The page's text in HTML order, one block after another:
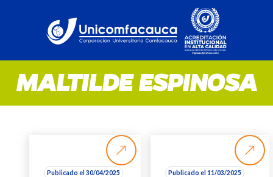
MALTILDE ESPINOSA
Publicado el 30/04/2025 Publicado el 11/03/2025